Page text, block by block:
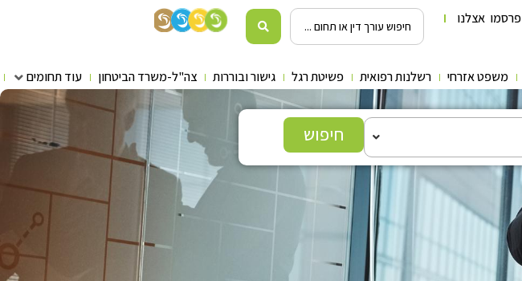
פרסמו אצלנו
משפט אזרחי רשלנות רפואית פשיטת רגל גישור ובוררות צה"ל-משרד הביטחון עוד תחומים
חיפוש